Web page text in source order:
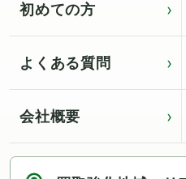
初めての方
よくある質問
会社概要